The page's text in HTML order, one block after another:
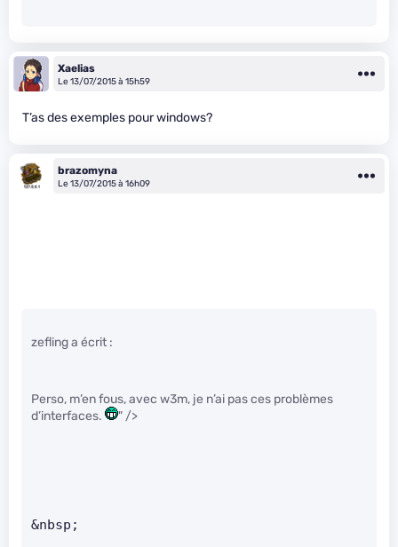
Xaelias
Le 13/07/2015 à 15h59
T’as des exemples pour windows?
brazomyna
Le 13/07/2015 à 16h09
zefling a écrit :
Perso, m’en fous, avec w3m, je n’ai pas ces problèmes
d’interfaces.
" />
&nbsp;